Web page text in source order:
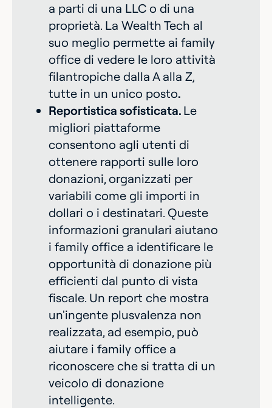
a parti di una LLC o di una
proprietà. La Wealth Tech al
suo meglio permette ai family
office di vedere le loro attività
filantropiche dalla A alla Z,
tutte in un unico posto.‍
Reportistica sofisticata. Le
migliori piattaforme
consentono agli utenti di
ottenere rapporti sulle loro
donazioni, organizzati per
variabili come gli importi in
dollari o i destinatari. Queste
informazioni granulari aiutano
i family office a identificare le
opportunità di donazione più
efficienti dal punto di vista
fiscale. Un report che mostra
un'ingente plusvalenza non
realizzata, ad esempio, può
aiutare i family office a
riconoscere che si tratta di un
veicolo di donazione
intelligente.